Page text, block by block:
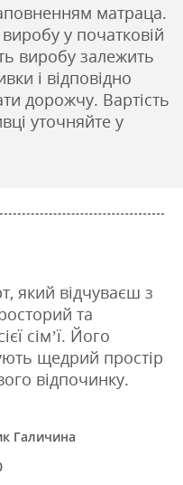
матраца.
у початковій
виробу залежить
і відповідно
дорожчу. Вартість
уточняйте у
який відчуваєш з
та
сім’ї. Його
щедрий простір
відпочинку.
Галичина